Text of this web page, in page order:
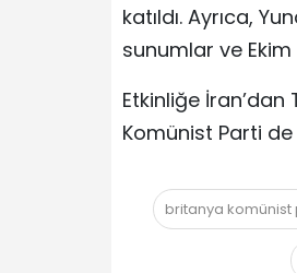
katıldı. Ayrıca,
sunumlar ve Ekim
Etkinliğe
Komünist Parti
britanya komünist